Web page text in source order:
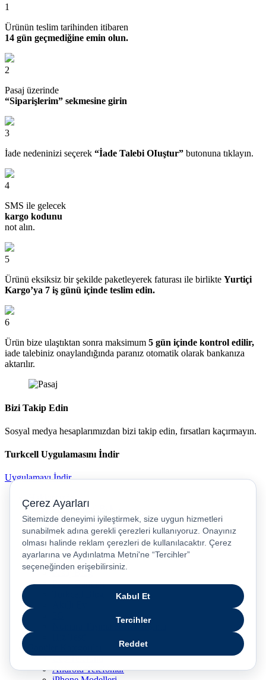
1
Ürünün teslim tarihinden itibaren
14 gün geçmediğine emin olun.
2
Pasaj üzerinde
“Siparişlerim” sekmesine girin
3
İade nedeninizi seçerek “İade Talebi OIuştur” butonuna tıklayın.
4
SMS ile gelecek
kargo kodunu
not alın.
5
Ürünü eksiksiz bir şekilde paketleyerek faturası ile birlikte Yurtiçi
Kargo’ya 7 iş günü içinde teslim edin.
6
Ürün bize ulaştıktan sonra maksimum 5 gün içinde kontrol edilir,
iade talebiniz onaylandığında paranız otomatik olarak bankanıza
aktarılır.
Bizi Takip Edin
Sosyal medya hesaplarımızdan bizi takip edin, fırsatları kaçırmayın.
Turkcell Uygulamasını İndir
Uygulamayı İndir
Hakkımızda
Pasaj Genel Bakış
Haberler & Duyurular
Kurumsal İletişim ve Sürdürürebilirlik
Kariyer
Gizlilik ve Güvenlik
Pasaj İletişim
Pasaj Blog
Pasaj Gaming
Numara Taşıma & Hat Taşıma
Cep Telefonu
Android Telefonlar